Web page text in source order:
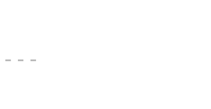
－－